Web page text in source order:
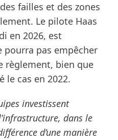
failles et des zones
Le pilote Haas
en 2026, est
pourra pas empêcher
règlement, bien que
le cas en 2022.
investissent
dans le
d’une manière